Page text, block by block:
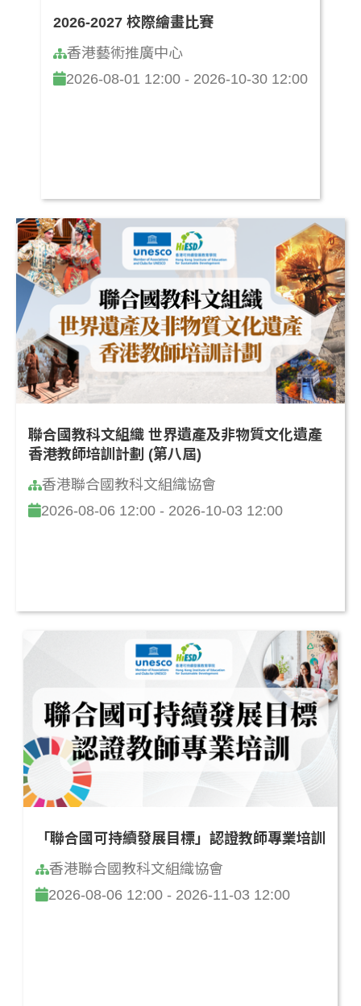
2026-2027 校際繪畫比賽
香港藝術推廣中心
2026-08-01 12:00 - 2026-10-30 12:00
聯合國教科文組織 世界遺產及非物質文化遺產
香港教師培訓計劃 (第八屆)
香港聯合國教科文組織協會
2026-08-06 12:00 - 2026-10-03 12:00
「聯合國可持續發展目標」認證教師專業培訓
香港聯合國教科文組織協會
2026-08-06 12:00 - 2026-11-03 12:00